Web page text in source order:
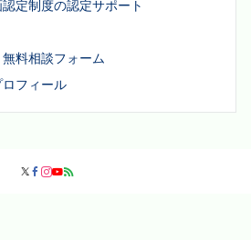
定制度の認定サポート
料相談フォーム
フィール